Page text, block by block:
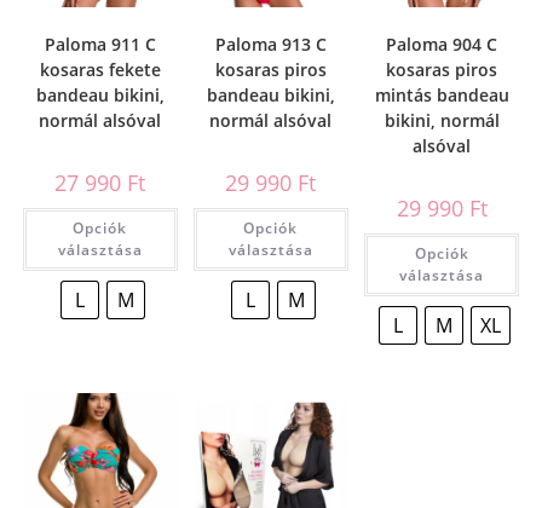
Paloma 911 C
kosaras fekete
bandeau bikini,
normál alsóval
27 990 Ft
Opciók
választása
L M
Paloma 913 C
kosaras piros
bandeau bikini,
normál alsóval
29 990 Ft
Opciók
választása
L M
Paloma 904 C
kosaras piros
mintás bandeau
bikini, normál
alsóval
29 990 Ft
Opciók
választása
L M XL